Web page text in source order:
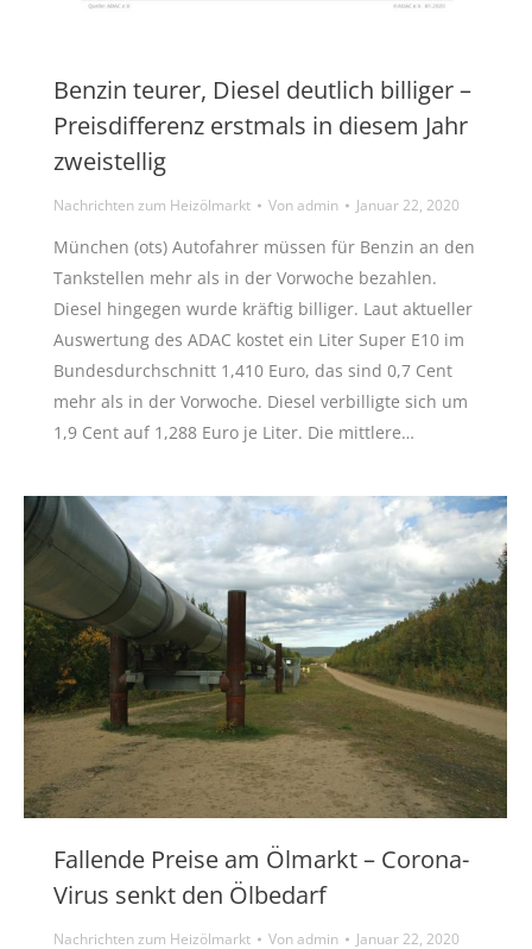
Benzin teurer, Diesel deutlich billiger –
Preisdifferenz erstmals in diesem Jahr
zweistellig
Nachrichten zum Heizölmarkt Vonadmin Januar 22, 2020
München (ots) Autofahrer müssen für Benzin an den
Tankstellen mehr als in der Vorwoche bezahlen.
Diesel hingegen wurde kräftig billiger. Laut aktueller
Auswertung des ADAC kostet ein Liter Super E10 im
Bundesdurchschnitt 1,410 Euro, das sind 0,7 Cent
mehr als in der Vorwoche. Diesel verbilligte sich um
1,9 Cent auf 1,288 Euro je Liter. Die mittlere…
Fallende Preise am Ölmarkt – Corona-
Virus senkt den Ölbedarf
Nachrichten zum Heizölmarkt Vonadmin Januar 22, 2020